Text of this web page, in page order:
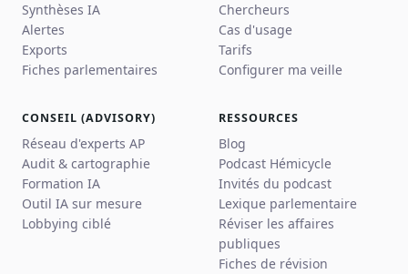
Synthèses IA
Alertes
Exports
Fiches parlementaires
Chercheurs
Cas d'usage
Tarifs
Configurer ma veille
CONSEIL (ADVISORY)
Réseau d'experts AP
Audit & cartographie
Formation IA
Outil IA sur mesure
Lobbying ciblé
RESSOURCES
Blog
Podcast Hémicycle
Invités du podcast
Lexique parlementaire
Réviser les affaires
publiques
Fiches de révision